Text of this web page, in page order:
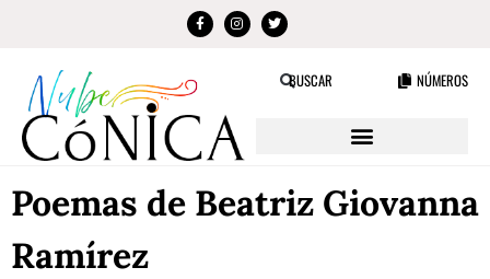
BUSCAR NÚMEROS
Poemas de Beatriz Giovanna
Ramírez